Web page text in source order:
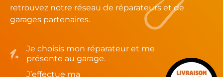
retrouvez notre réseau de réparateurs et de
garages partenaires.
Je choisis mon réparateur et me
présente au garage.
J’effectue ma